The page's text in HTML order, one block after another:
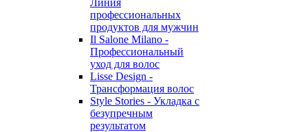
Линия
профессиональных
продуктов для мужчин
Il Salone Milano -
Профессиональный
уход для волос
Lisse Design -
Трансформация волос
Style Stories - Укладка с
безупречным
результатом